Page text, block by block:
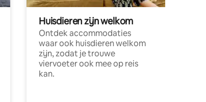
Huisdieren zijn welkom
Ontdek accommodaties
waar ook huisdieren welkom
zijn, zodat je trouwe
viervoeter ook mee op reis
kan.